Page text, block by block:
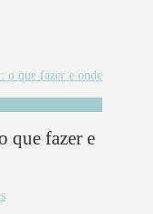
o que fazer e onde
que fazer e